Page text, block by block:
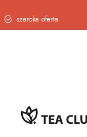
szeroka oferta